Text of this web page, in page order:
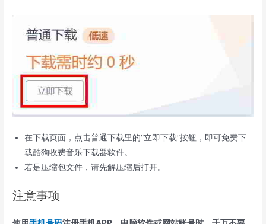
在下载页面，点击普通下载里的“立即下载”按钮，即可免费下
载酷狗收费音乐下载器软件。
若是压缩包文件，请先解压缩后打开。
注意事项